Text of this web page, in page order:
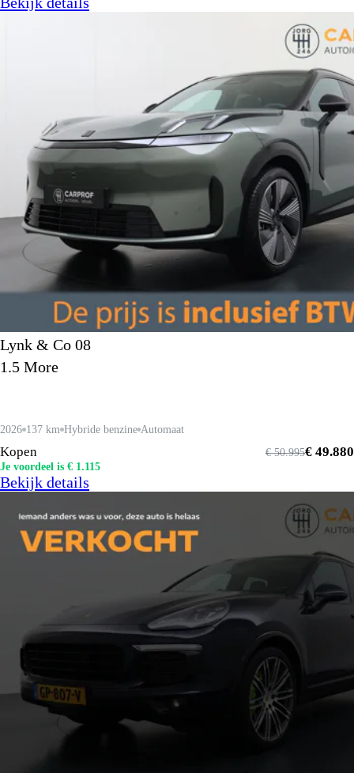
Lynk & Co 08
1.5 More
2026 137 km Hybride benzine Automaat
Kopen € 49.880
€ 50.995
Je voordeel is € 1.115
Bekijk details